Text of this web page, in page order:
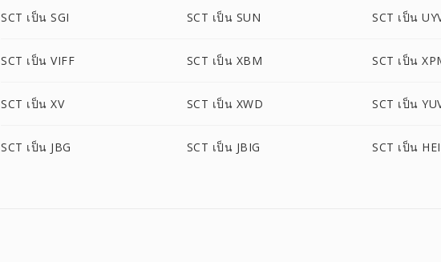
SCT เป็น SGI SCT เป็น SUN SCT เป็น
SCT เป็น VIFF SCT เป็น XBM SCT เป็น
SCT เป็น XV SCT เป็น XWD SCT เป็น
SCT เป็น JBG SCT เป็น JBIG SCT เป็น